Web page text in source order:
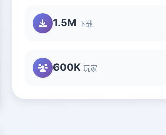
1.5M 下载
600K 玩家